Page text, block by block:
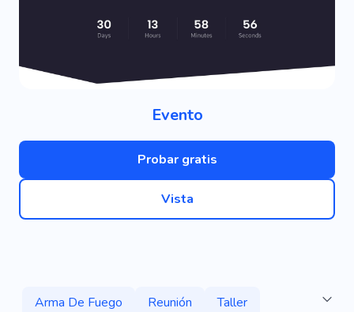
Evento
Probar gratis
Vista
Arma De Fuego Reunión
Taller